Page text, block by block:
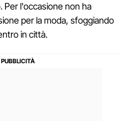
Per l'occasione non ha
per la moda, sfoggiando
in città.